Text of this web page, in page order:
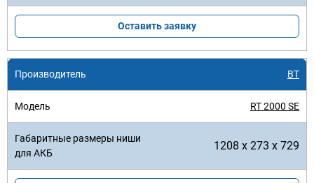
Оставить заявку
BT
RT 2000 SE
1208 x 273 x 729